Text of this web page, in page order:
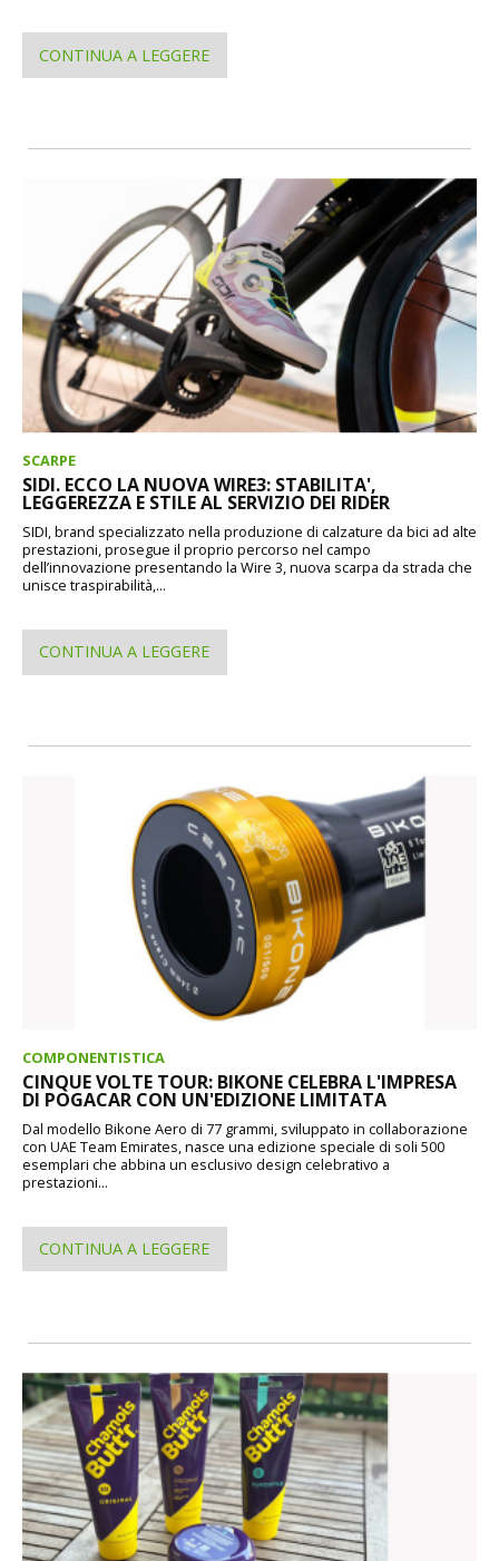
CONTINUA A LEGGERE
SCARPE
SIDI. ECCO LA NUOVA WIRE3: STABILITA',
LEGGEREZZA E STILE AL SERVIZIO DEI RIDER
SIDI, brand specializzato nella produzione di calzature da bici ad alte
prestazioni, prosegue il proprio percorso nel campo
dell’innovazione presentando la Wire 3, nuova scarpa da strada che
unisce traspirabilità,...
CONTINUA A LEGGERE
COMPONENTISTICA
CINQUE VOLTE TOUR: BIKONE CELEBRA L'IMPRESA
DI POGACAR CON UN'EDIZIONE LIMITATA
Dal modello Bikone Aero di 77 grammi, sviluppato in collaborazione
con UAE Team Emirates, nasce una edizione speciale di soli 500
esemplari che abbina un esclusivo design celebrativo a
prestazioni...
CONTINUA A LEGGERE